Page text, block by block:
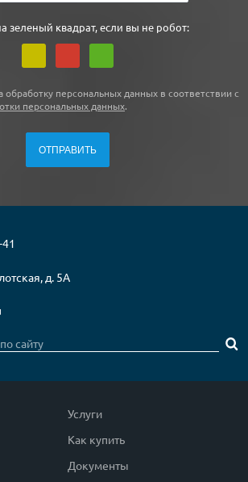
зеленый квадрат, если вы не робот:
обработку персональных данных в соответствии с
персональных данных.
д. 5А
Услуги
Как купить
Документы